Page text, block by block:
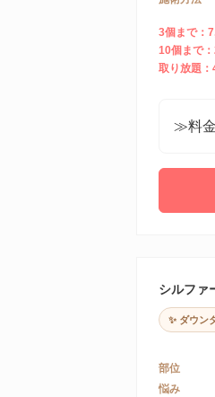
3個まで：
10個まで
取り放題：
≫料
シルファ
✨ ダウン
部位
悩み